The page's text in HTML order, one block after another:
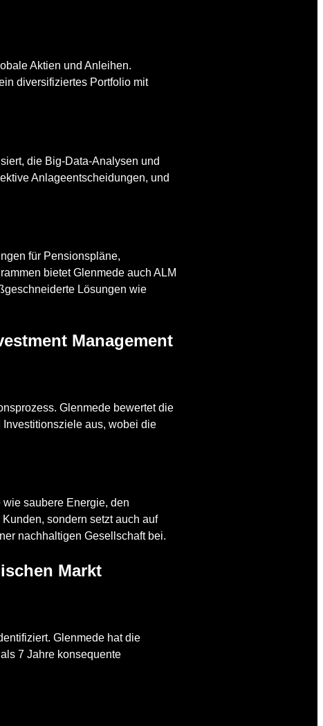
Aktien und Anleihen.
diversifiziertes Portfolio mit
die Big-Data-Analysen und
Anlageentscheidungen, und
für Pensionspläne,
bietet Glenmede auch ALM
Lösungen wie
Management
Glenmede bewertet die
aus, wobei die
saubere Energie, den
sondern setzt auch auf
nachhaltigen Gesellschaft bei.
Markt
Glenmede hat die
7 Jahre konsequente